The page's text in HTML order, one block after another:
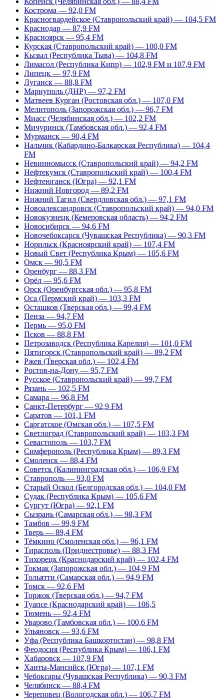
Кострома — 92,0 FM
Красногвардейское (Ставропольский край) — 104,5 FM
Краснодар — 87,9 FM
Красноярск — 95,4 FM
Курская (Ставропольский край) — 100,0 FM
Кызыл (Республика Тыва) — 104,8 FM
Лимасол (Республика Кипр) — 102,9 FM и 107,9 FM
Липецк — 97,9 FM
Луганск — 88,8 FM
Мариуполь (ДНР) — 97,2 FM
Матвеев Курган (Ростовская обл.) — 107,0 FM
Мелитополь (Запорожская обл.) — 96,7 FM
Миасс (Челябинская обл.) — 102,2 FM
Мичуринск (Тамбовская обл.) — 92,4 FM
Мурманск — 90,4 FM
Нальчик (Кабардино-Балкарская Республика) — 104,4
FM
Невинномысск (Ставропольский край) — 94,2 FM
Нефтекумск (Ставропольский край) — 100,4 FM
Нефтеюганск (Югра) — 92,1 FM
Нижний Новгород — 89,2 FM
Нижний Тагил (Свердловская обл.) — 97,1 FM
Новоалександровск (Ставропольский край) — 94,0 FM
Новокузнецк (Кемеровская область) — 94,2 FM
Новосибирск — 94,6 FM
Новочебоксарск (Чувашская Республика) — 90,3 FM
Норильск (Красноярский край) — 107,4 FM
Новый Свет (Республика Крым) — 105,6 FM
Омск — 90,5 FM
Оренбург — 88,3 FM
Орёл — 95,6 FM
Орск (Оренбургская обл.) — 95,8 FM
Оса (Пермский край) — 103,3 FM
Осташков (Тверская обл.) — 99,4 FM
Пенза — 94,7 FM
Пермь — 95,0 FM
Псков — 88,8 FM
Петрозаводск (Республика Карелия) — 101,0 FM
Пятигорск (Ставропольский край) — 89,2 FM
Ржев (Тверская обл.) — 102,4 FM
Ростов-на-Дону — 95,7 FM
Русское (Ставропольский край) — 99,7 FM
Рязань — 102,5 FM
Самара — 96,8 FM
Санкт-Петербург — 92,9 FM
Саратов — 101,1 FM
Саргатское (Омская обл.) — 107,5 FM
Светлоград (Ставропольский край) — 103,3 FM
Севастополь — 103,7 FM
Симферополь (Республика Крым) — 89,3 FM
Смоленск — 88,4 FM
Советск (Калининградская обл.) — 106,9 FM
Ставрополь — 93,0 FM
Старый Оскол (Белгородская обл.) — 104,0 FM
Судак (Республика Крым) — 105,6 FM
Сургут (Югра) — 92,1 FM
Сызрань (Самарская обл.) — 98,3 FM
Тамбов — 99,9 FM
Тверь — 89,4 FM
Тёмкино (Смоленская обл.) — 96,1 FM
Тирасполь (Приднестровье) — 88,3 FM
Тихорецк (Краснодарский край) — 102,4 FM
Токмак (Запорожская обл.) — 104,9 FM
Тольятти (Самарская обл.) — 94,9 FM
Томск — 92,6 FM
Торжок (Тверская обл.) — 94,7 FM
Туапсе (Краснодарский край) — 106,5
Тюмень — 92,4 FM
Уварово (Тамбовская обл.) — 100,6 FM
Ульяновск — 93,6 FM
Уфа (Республика Башкортостан) — 98,8 FM
Феодосия (Республика Крым) — 106,1 FM
Хабаровск — 107,9 FM
Ханты-Мансийск (Югра) — 107,1 FM
Чебоксары (Чувашская Республика) — 90,3 FM
Челябинск — 88,4 FM
Череповец (Вологодская обл.) — 106,7 FM